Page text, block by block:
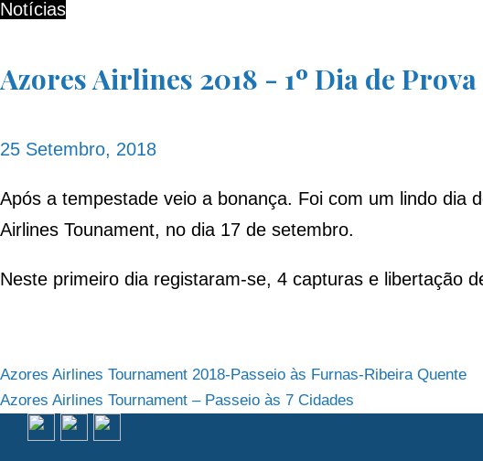
Notícias
Azores Airlines 2018 - 1º Dia de Prova
25 Setembro, 2018
Após a tempestade veio a bonança. Foi com um lindo dia
Airlines Tounament, no dia 17 de setembro.
Neste primeiro dia registaram-se, 4 capturas e libertação
Navegação
de
Azores Airlines Tournament 2018-Passeio às Furnas-Ribeira Quente
Azores Airlines Tournament – Passeio às 7 Cidades